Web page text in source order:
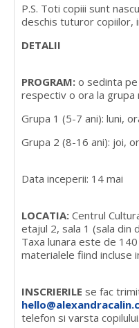
P.S. Toti copiii sunt
deschis tuturor copiilor,
DETALII
PROGRAM:o sedinta pe
respectiv o ora la grupa
Grupa 1 (5-7 ani): luni,
Grupa 2 (8-16 ani): joi,
Data inceperii: 14 mai
LOCATIA:Centrul
etajul 2, sala 1 (sala din
Taxa lunara este de
materialele fiind incluse
INSCRIERILE se fac
telefon si varsta copilului.